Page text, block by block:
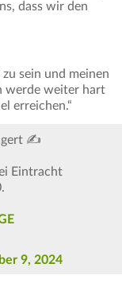
dass wir den
sein und meinen
werde weiter hart
erreichen.“
✍️
Eintracht
9, 2024